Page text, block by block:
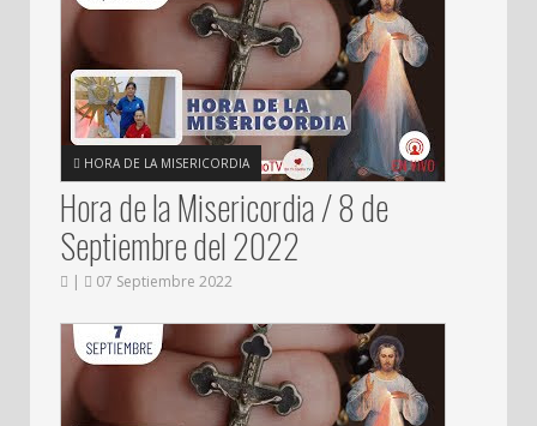
HORA DE LA MISERICORDIA
Hora de la Misericordia / 8 de
Septiembre del 2022
| 07 Septiembre 2022